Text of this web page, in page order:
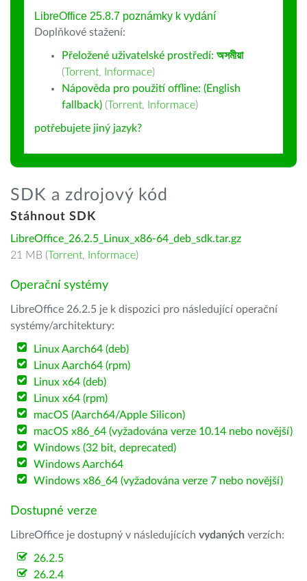
LibreOffice 25.8.7 poznámky k vydání
Doplňkové stažení:
Přeložené uživatelské prostředí: অসমীয়া
(Torrent, Informace)
Nápověda pro použití offline: (English
fallback) (Torrent, Informace)
potřebujete jiný jazyk?
SDK a zdrojový kód
Stáhnout SDK
LibreOffice_26.2.5_Linux_x86-64_deb_sdk.tar.gz
21 MB (Torrent, Informace)
Operační systémy
LibreOffice 26.2.5 je k dispozici pro následující operační
systémy/architektury:
Linux Aarch64 (deb)
Linux Aarch64 (rpm)
Linux x64 (deb)
Linux x64 (rpm)
macOS (Aarch64/Apple Silicon)
macOS x86_64 (vyžadována verze 10.14 nebo novější)
Windows (32 bit, deprecated)
Windows Aarch64
Windows x86_64 (vyžadována verze 7 nebo novější)
Dostupné verze
LibreOffice je dostupný v následujících vydaných verzích:
26.2.5
26.2.4